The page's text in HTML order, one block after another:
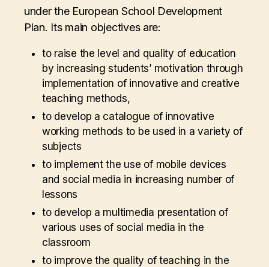
under the European School Development
Plan. Its main objectives are:
to raise the level and quality of education
by increasing students’ motivation through
implementation of innovative and creative
teaching methods,
to develop a catalogue of innovative
working methods to be used in a variety of
subjects
to implement the use of mobile devices
and social media in increasing number of
lessons
to develop a multimedia presentation of
various uses of social media in the
classroom
to improve the quality of teaching in the